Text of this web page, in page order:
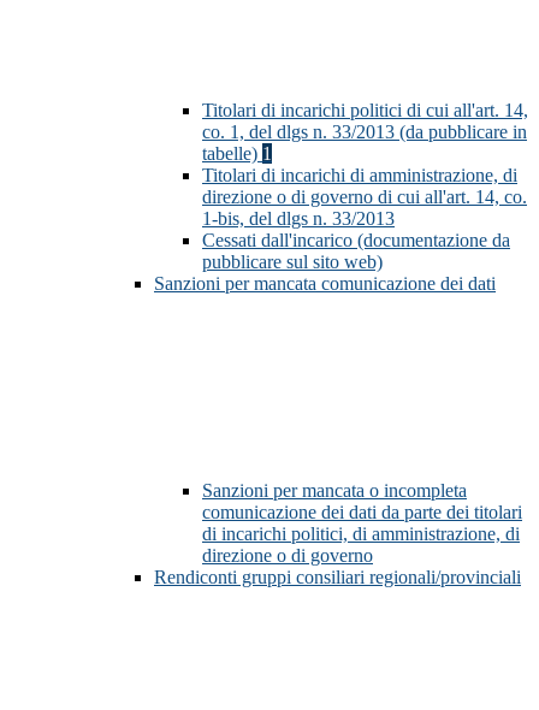
Titolari di incarichi politici di cui all'art. 14,
co. 1, del dlgs n. 33/2013 (da pubblicare in
tabelle) 1
Titolari di incarichi di amministrazione, di
direzione o di governo di cui all'art. 14, co.
1-bis, del dlgs n. 33/2013
Cessati dall'incarico (documentazione da
pubblicare sul sito web)
Sanzioni per mancata comunicazione dei dati
Sanzioni per mancata o incompleta
comunicazione dei dati da parte dei titolari
di incarichi politici, di amministrazione, di
direzione o di governo
Rendiconti gruppi consiliari regionali/provinciali